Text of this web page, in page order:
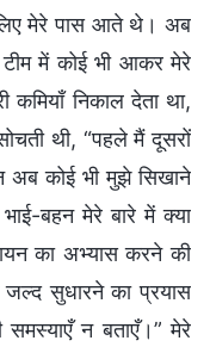
मेरे पास आते थे। अब
में कोई भी आकर मेरे
कमियाँ निकाल देता था,
थी, “पहले मैं दूसरों
अब कोई भी मुझे सिखाने
बहन मेरे बारे में क्या
का अभ्यास करने की
सुधारने का प्रयास
समस्याएँ न बताएँ।” मेरे